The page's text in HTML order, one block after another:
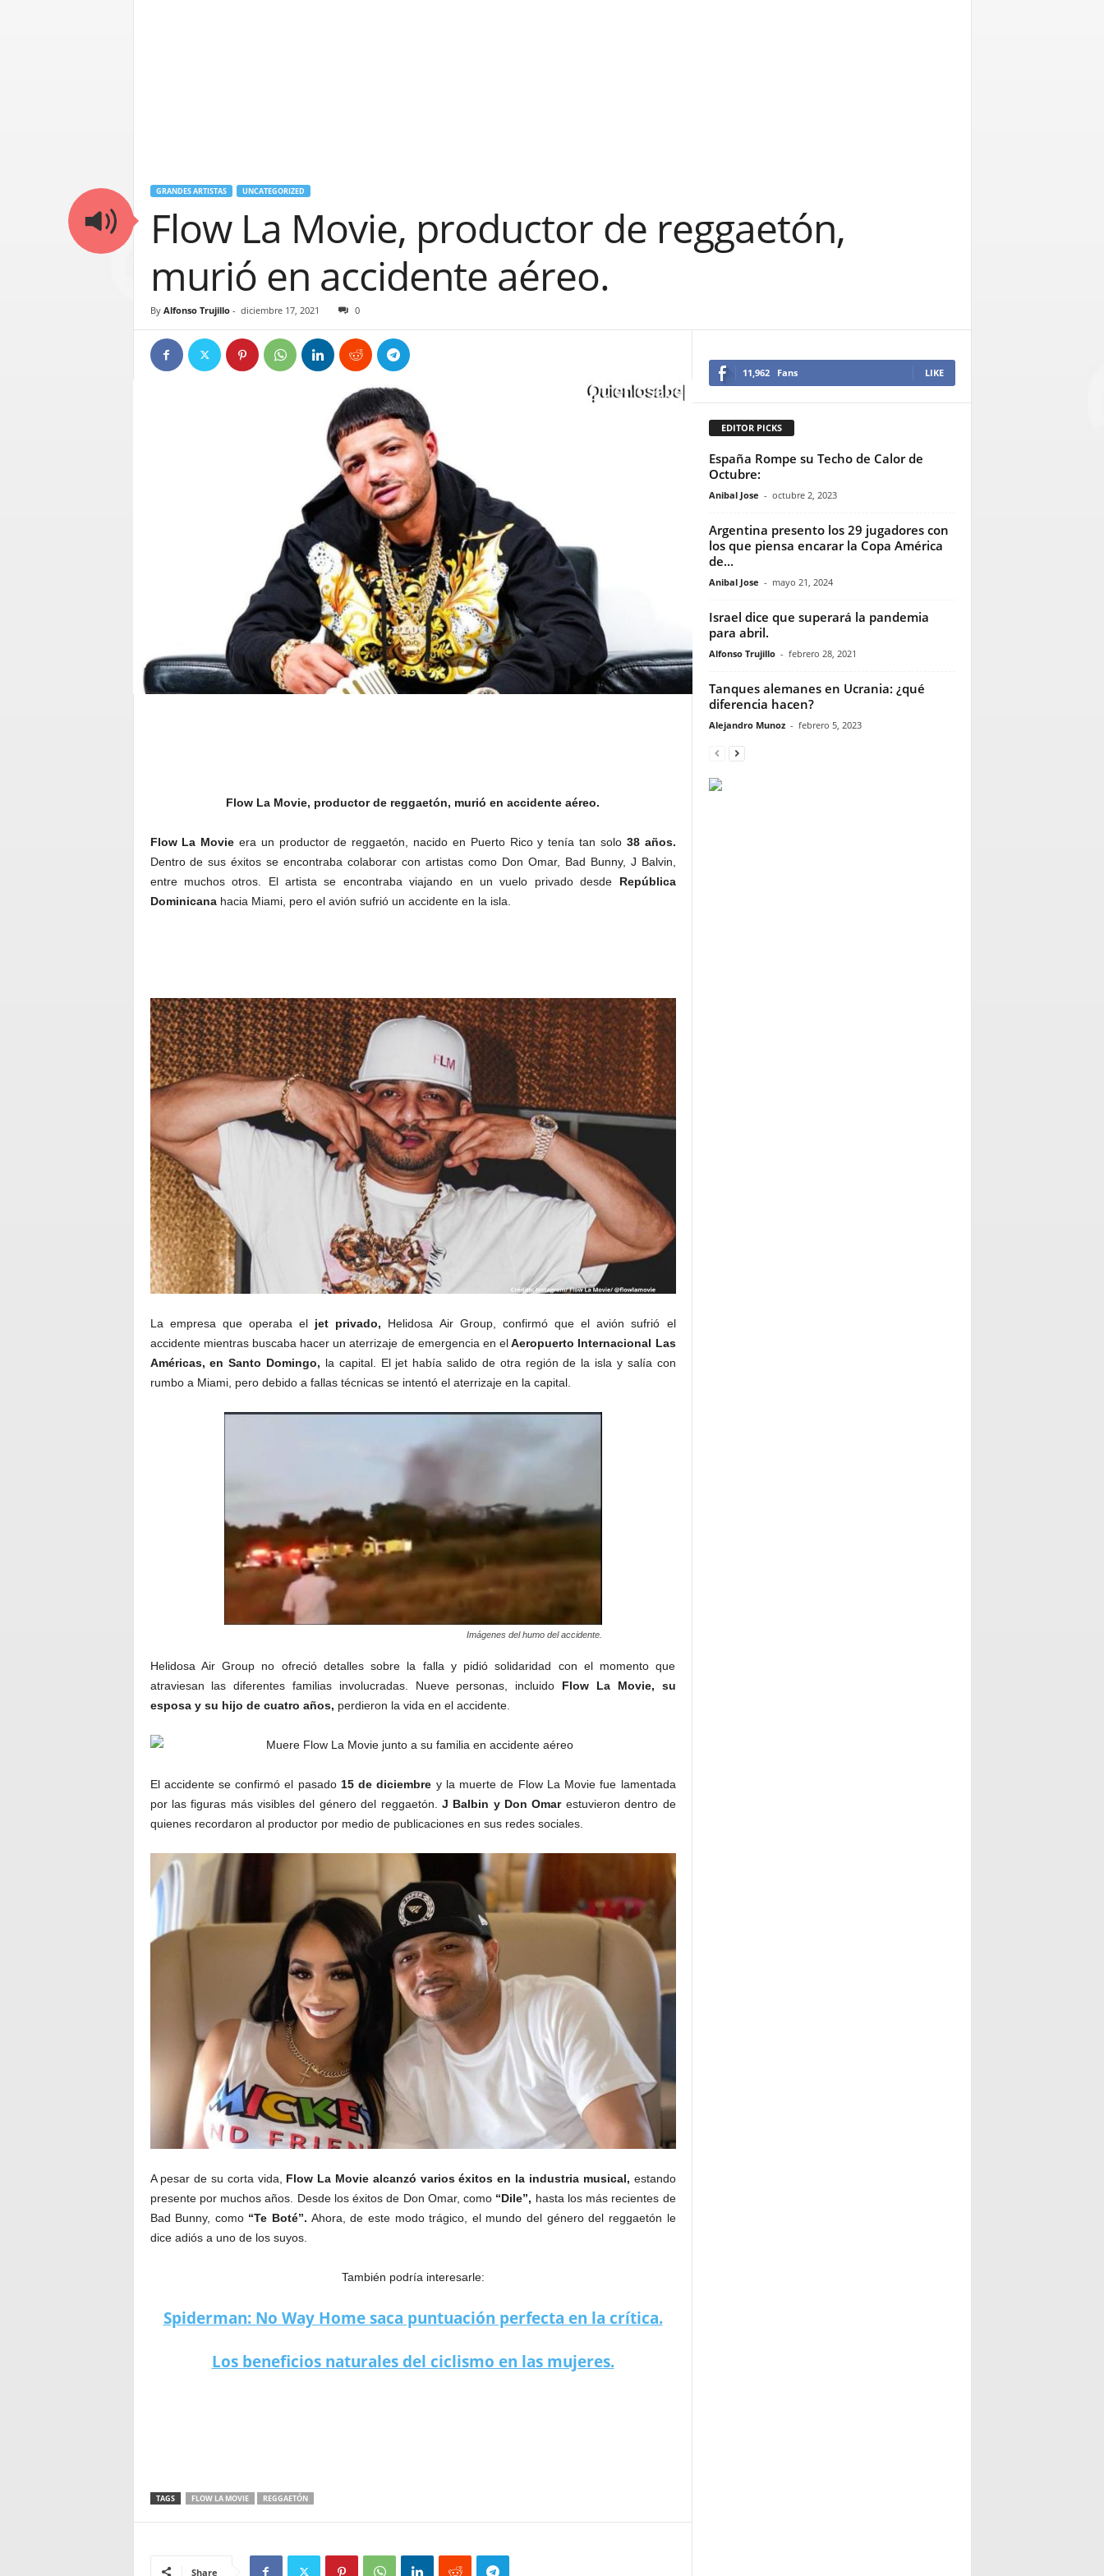
GRANDES ARTISTAS UNCATEGORIZED
Flow La Movie, productor de reggaetón,
murió en accidente aéreo.
By Alfonso Trujillo- diciembre 17, 2021 0
Flow La Movie, productor de reggaetón, murió en accidente aéreo.
Flow La Movie era un productor de reggaetón, nacido en Puerto Rico y tenía tan solo 38 años.
Dentro de sus éxitos se encontraba colaborar con artistas como Don Omar, Bad Bunny, J Balvin,
entre muchos otros. El artista se encontraba viajando en un vuelo privado desde República
Dominicanahacia Miami, pero el avión sufrió un accidente en la isla.
La empresa que operaba el jet privado, Helidosa Air Group, confirmó que el avión sufrió el
accidente mientras buscaba hacer un aterrizaje de emergencia en elAeropuerto Internacional Las
Américas, en Santo Domingo, la capital. El jet había salido de otra región de la isla y salía con
rumbo a Miami, pero debido a fallas técnicas se intentó el aterrizaje en la capital.
Imágenes del humo del accidente.
Helidosa Air Group no ofreció detalles sobre la falla y pidió solidaridad con el momento que
atraviesan las diferentes familias involucradas. Nueve personas, incluido Flow La Movie, su
esposa y su hijo de cuatro años, perdieron la vida en el accidente.
El accidente se confirmó el pasado 15 de diciembre y la muerte de Flow La Movie fue lamentada
por las figuras más visibles del género del reggaetón.
J Balbin y Don Omarestuvieron dentro de
quienes recordaron al productor por medio de publicaciones en sus redes sociales.
A pesar de su corta vida, Flow La Movie alcanzó varios éxitos en la industria musical, estando
presente por muchos años. Desde los éxitos de Don Omar, como “Dile”, hasta los más recientes de
Bad Bunny, como “Te Boté”. Ahora, de este modo trágico, el mundo del género del reggaetón le
dice adiós a uno de los suyos.
También podría interesarle:
Spiderman: No Way Home saca puntuación perfecta en la crítica.
Los beneficios naturales del ciclismo en las mujeres.
TAGS FLOW LA MOVIE REGGAETÓN
Share
11,962 Fans LIKE
EDITOR PICKS
España Rompe su Techo de Calor de
Octubre:
Anibal Jose - octubre 2, 2023
Argentina presento los 29 jugadores con
los que piensa encarar la Copa América
de...
Anibal Jose - mayo 21, 2024
Israel dice que superará la pandemia
para abril.
Alfonso Trujillo - febrero 28, 2021
Tanques alemanes en Ucrania: ¿qué
diferencia hacen?
Alejandro Munoz - febrero 5, 2023